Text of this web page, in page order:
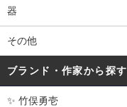
器
その他
ブランド・作家から探す
✨ 竹俣勇壱